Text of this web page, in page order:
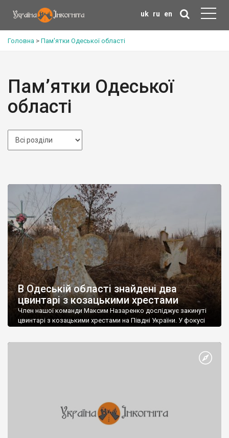
uk ru en
Головна > Пам'ятки Одеської області
Пам’ятки Одеської
області
В Одеській області знайдені два
цвинтарі з козацькими хрестами
Член нашої команди Максим Назаренко досліджує закинуті
цвинтарі з козацькими хрестами на Півдні України. У фокусі
(Візирська громада, недалеко від Тілігульського лиману) та
Єгорівка (Дачненська громада, біля Хаджібейського ліману).